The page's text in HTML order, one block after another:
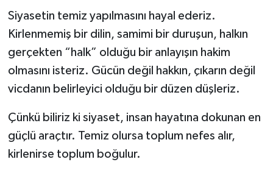
Siyasetin temiz yapılmasını hayal ederiz.
Kirlenmemiş bir dilin, samimi bir duruşun, halkın
gerçekten “halk” olduğu bir anlayışın hakim
olmasını isteriz. Gücün değil hakkın, çıkarın değil
vicdanın belirleyici olduğu bir düzen düşleriz.
Çünkü biliriz ki siyaset, insan hayatına dokunan en
güçlü araçtır. Temiz olursa toplum nefes alır,
kirlenirse toplum boğulur.
Spor
Teknoloji